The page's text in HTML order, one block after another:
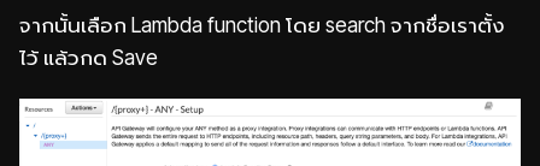
จากนั้นเลือก Lambda function โดย search จากชื่อเราตั้ง
ไว้ แล้วกด Save